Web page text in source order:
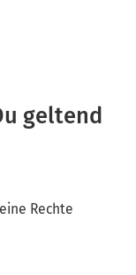
geltend
Rechte